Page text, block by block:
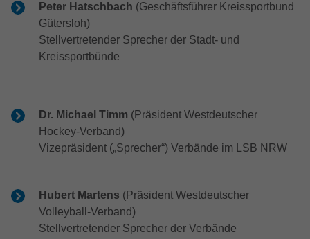
Peter Hatschbach (Geschäftsführer Kreissportbund
Gütersloh)
Stellvertretender Sprecher der Stadt- und
Kreissportbünde
Dr. Michael Timm (Präsident Westdeutscher
Hockey-Verband)
Vizepräsident („Sprecher“) Verbände im LSB NRW
Hubert Martens (Präsident Westdeutscher
Volleyball-Verband)
Stellvertretender Sprecher der Verbände
Zweck
gesetzt, um zu prüfen, ob der Browser des
Laufzeit 13 Monate
Anbieter Facebook
Zweck
Analysen, Ad-Targeting und
Anzeigenmessung verwendet wird.